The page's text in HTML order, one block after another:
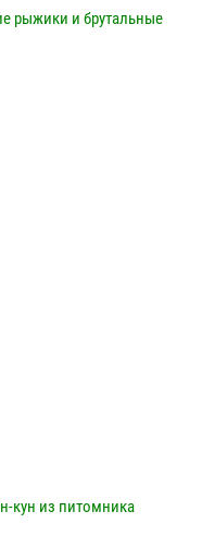
рыжики и брутальные
кун из питомника